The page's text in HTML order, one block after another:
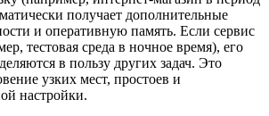
получает дополнительные
и оперативную память. Если сервис
тестовая среда в ночное время), его
в пользу других задач. Это
узких мест, простоев и
настройки.